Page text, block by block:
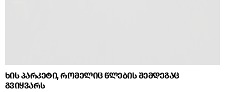
ხის პარკეტი, რომელიც წლების შემდეგაც
გვიყვარს